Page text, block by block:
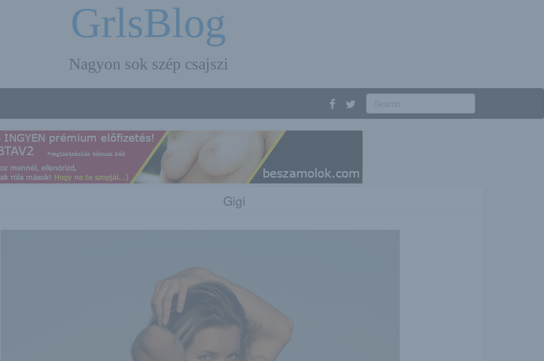
GrlsBlog
Nagyon sok szép csajszi
Gigi